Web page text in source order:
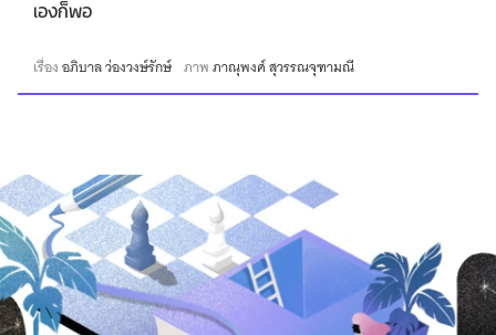
เองก็พอ
เรื่องอภิบาล ว่องวงษ์รักษ์ ภาพภาณุพงศ์ สุวรรณจุฑามณี